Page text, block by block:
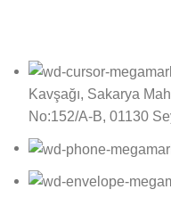
Kavşağı, Sakarya
No:152/A-B, 01130